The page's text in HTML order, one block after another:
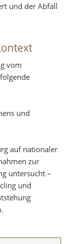
und der Abfall
vom
und
auf nationaler
zur
untersucht –
und